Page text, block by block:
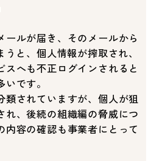
ルが届き、そのメールから
と、個人情報が搾取され、
へも不正ログインされると
です。
類されていますが、個人が狙
れ、後続の組織編の脅威につ
容の確認も事業者にとって